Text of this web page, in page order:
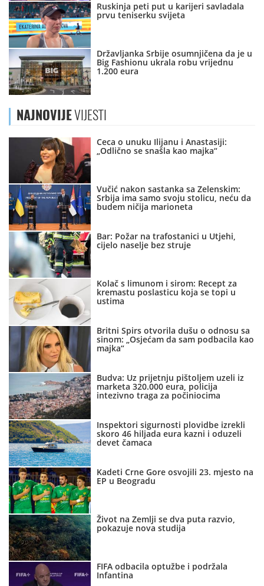
Ruskinja peti put u karijeri savladala
prvu teniserku svijeta
Državljanka Srbije osumnjičena da je u
Big Fashionu ukrala robu vrijednu
1.200 eura
NAJNOVIJEVIJESTI
Ceca o unuku Ilijanu i Anastasiji:
„Odlično se snašla kao majka“
Vučić nakon sastanka sa Zelenskim:
Srbija ima samo svoju stolicu, neću da
budem ničija marioneta
Bar: Požar na trafostanici u Utjehi,
cijelo naselje bez struje
Kolač s limunom i sirom: Recept za
kremastu poslasticu koja se topi u
ustima
Britni Spirs otvorila dušu o odnosu sa
sinom: „Osjećam da sam podbacila kao
majka“
Budva: Uz prijetnju pištoljem uzeli iz
marketa 320.000 eura, policija
intezivno traga za počiniocima
Inspektori sigurnosti plovidbe izrekli
skoro 46 hiljada eura kazni i oduzeli
devet čamaca
Kadeti Crne Gore osvojili 23. mjesto na
EP u Beogradu
Život na Zemlji se dva puta razvio,
pokazuje nova studija
FIFA odbacila optužbe i podržala
Infantina